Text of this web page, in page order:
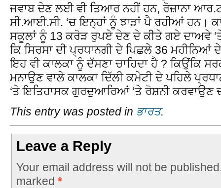
ਜਵਾਬ ਦੇਣ ਲਈ ਵੀ ਤਿਆਰ ਨਹੀਂ ਹਨ, ਰੋਜ਼ਾਨਾ
ਸੀ.ਆਈ.ਸੀ. ‘ਚ ਇਨ੍ਹਾਂ ਨੂੰ ਝਾੜਾਂ ਪੈ ਰਹੀਆਂ ਹਨ।
ਸਕੂਲਾਂ ਨੂੰ 13 ਕਰੋੜ ਰੁਪਏ ਦੇਣ ਦੇ ਕੀਤੇ ਗਏ ਦਾਅਵੇ
ਕਿ ਸਿਰਸਾ ਦੀ ਪ੍ਰਧਾਨਗੀ ਦੇ ਪਿਛਲੇ 36
ਇਹ ਵੀ ਕਾਲਕਾ ਨੂੰ ਦੱਸਣਾ ਚਾਹਿਦਾ ਹੈ ? ਕਿਉਂਕਿ
ਮਨਾਉਣ ਵਾਲੇ ਕਾਲਕਾ ਦਿੱਲੀ ਕਮੇਟੀ ਦੇ ਪਹਿਲੇ
‘ਤੇ ਇਤਿਹਾਸਕ ਗੁਰਦੁਆਰਿਆਂ ‘ਤੇ ਰੋਸ਼ਨੀ ਕਰਵਾਉਣ
This entry was posted in ਭਾਰਤ.
Leave a Reply
Your email address will not be
marked *